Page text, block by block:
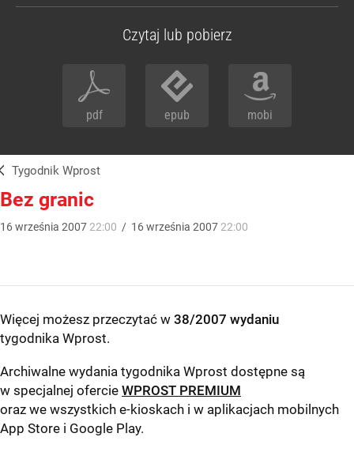
Czytaj lub pobierz
pdf epub mobi
Tygodnik Wprost
Bez granic
16września 2007 22:00 / 16września 2007 22:00
Więcej możesz przeczytać w 38/2007 wydaniu
tygodnika Wprost.
Archiwalne wydania tygodnika Wprost dostępne są
w specjalnej ofercie WPROST PREMIUM
oraz we wszystkich e-kioskach i w aplikacjach mobilnych
App Store i Google Play.